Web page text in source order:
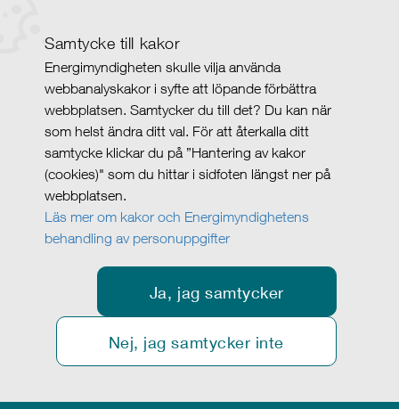
Samtycke till kakor
Energimyndigheten skulle vilja använda
webbanalyskakor i syfte att löpande förbättra
webbplatsen. Samtycker du till det? Du kan när
som helst ändra ditt val. För att återkalla ditt
samtycke klickar du på ”Hantering av kakor
(cookies)" som du hittar i sidfoten längst ner på
webbplatsen.
Läs mer om kakor och Energimyndighetens
behandling av personuppgifter
Ja, jag samtycker
Nej, jag samtycker inte